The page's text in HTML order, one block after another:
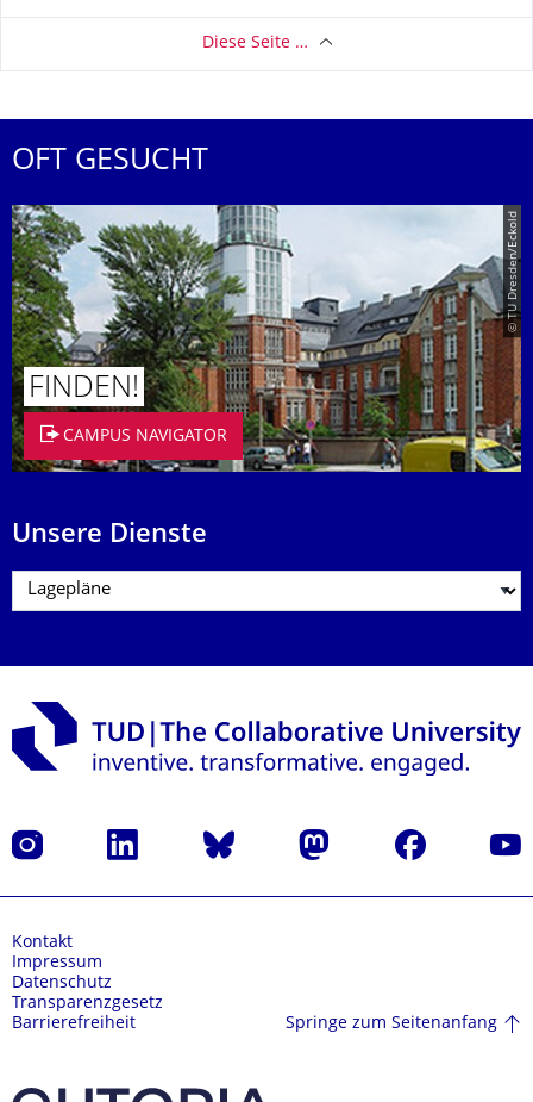
Diese Seite …
OFT GESUCHT
© TU Dresden/Eckold
FINDEN!
CAMPUS NAVIGATOR
Unsere Dienste
Instagram LinkedIn Bluesky Mastodon Facebook
Kontakt
Impressum
Datenschutz
Transparenzgesetz
Barrierefreiheit
Springe zum Seitenanfang